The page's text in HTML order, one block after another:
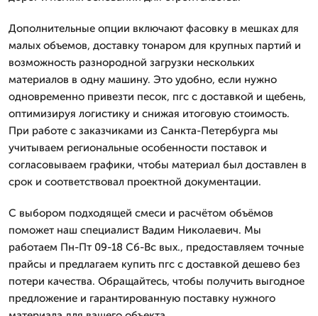
Дополнительные опции включают фасовку в мешках для
малых объемов, доставку тонаром для крупных партий и
возможность разнородной загрузки нескольких
материалов в одну машину. Это удобно, если нужно
одновременно привезти песок, пгс с доставкой и щебень,
оптимизируя логистику и снижая итоговую стоимость.
При работе с заказчиками из Санкта-Петербурга мы
учитываем региональные особенности поставок и
согласовываем графики, чтобы материал был доставлен в
срок и соответствовал проектной документации.
С выбором подходящей смеси и расчётом объёмов
поможет наш специалист Вадим Николаевич. Мы
работаем Пн-Пт 09-18 Сб-Вс вых., предоставляем точные
прайсы и предлагаем купить пгс с доставкой дешево без
потери качества. Обращайтесь, чтобы получить выгодное
предложение и гарантированную поставку нужного